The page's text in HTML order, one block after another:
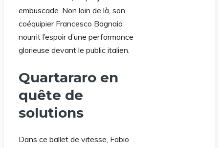
embuscade. Non loin de là, son
coéquipier Francesco Bagnaia
nourrit l’espoir d’une performance
glorieuse devant le public italien.
Quartararo en
quête de
solutions
Dans ce ballet de vitesse, Fabio